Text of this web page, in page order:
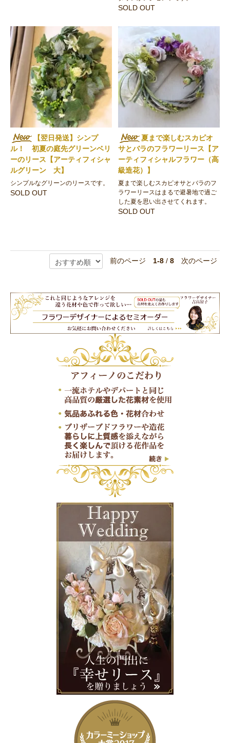
SOLD OUT
【翌日発送】シンプ
ル！ 初夏の庭先グリーンベリ
ーのリース【アーティフィシャ
ルグリーン 大】
シンプルなグリーンのリースです。
SOLD OUT
夏まで楽しむスカピオ
サとバラのフラワーリース【ア
ーティフィシャルフラワー（高
級造花）】
夏まで楽しむスカピオサとバラのフ
ラワーリースはまるで避暑地で過ご
した夏を思い出させてくれます。
SOLD OUT
前のページ 1-8 / 8 次のページ